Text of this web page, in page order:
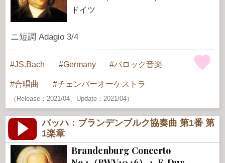
ドイツ
ニ短調 Adagio 3/4
JS.Bach Germany バロック音楽
合唱曲 チェンバーオーケストラ
（Release：2021/04、Update：2021/04）
バッハ：ブランデンブルク協奏曲 第1番 第
1楽章
Brandenburg Concerto